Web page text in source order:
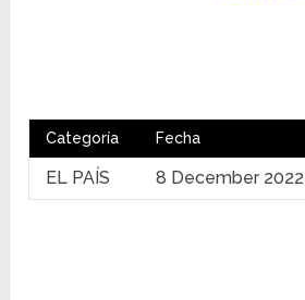
Categoría Fecha
EL PAÍS 8 December 2022